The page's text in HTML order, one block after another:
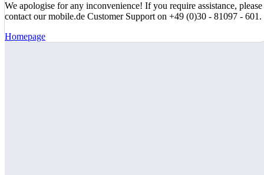
We apologise for any inconvenience! If you require assistance, please
contact our mobile.de Customer Support on +49 (0)30 - 81097 - 601.
Homepage